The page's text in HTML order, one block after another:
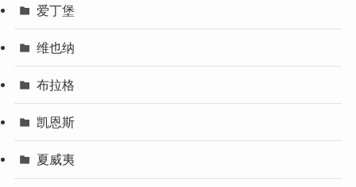
爱丁堡
维也纳
布拉格
凯恩斯
夏威夷